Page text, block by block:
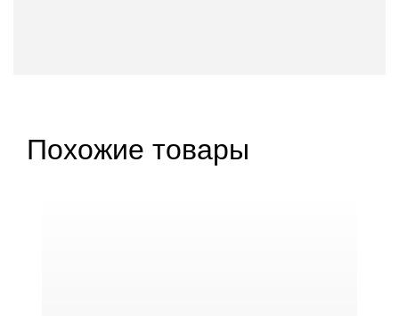
Похожие товары